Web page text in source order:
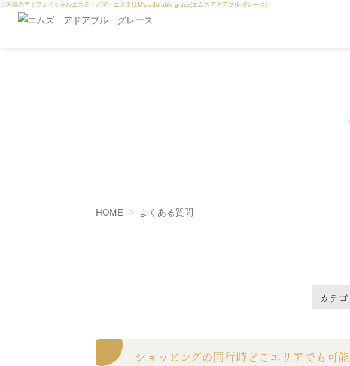
お客様の声｜フェイシャルエステ・ボディエステはM's adorable grace(エムズアドアブル グレース)
HOME よくある質問
ショッピングの同行時どこエリアでも可